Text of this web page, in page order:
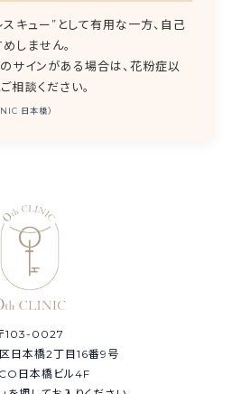
キュー”として有用な一方、自己
しません。
サインがある場合は、花粉症以
相談ください。
日本橋）
103-0027
日本橋2丁目16番9号
日本橋ビル4F